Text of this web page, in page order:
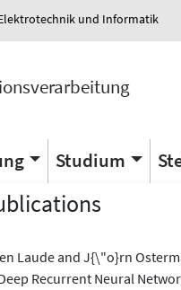
und Informatik
Studium
Laude and J{\"o}rn
Recurrent Neural